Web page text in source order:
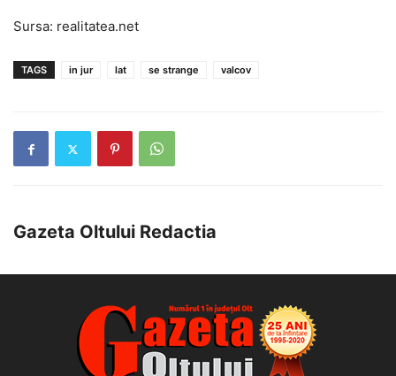
Sursa: realitatea.net
TAGS in jur lat se strange valcov
Gazeta Oltului Redactia